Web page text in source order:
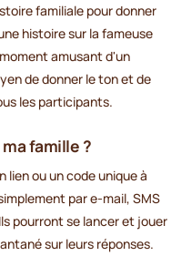
familiale pour donner
histoire sur la fameuse
amusant d'un
de donner le ton et de
les participants.
famille ?
lien ou un code unique à
par e-mail, SMS
pourront se lancer et jouer
sur leurs réponses.